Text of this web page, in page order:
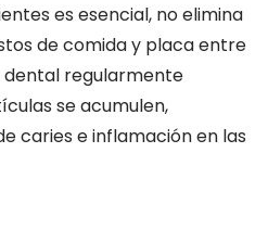
es esencial, no elimina
de comida y placa entre
dental regularmente
se acumulen,
caries e inflamación en las